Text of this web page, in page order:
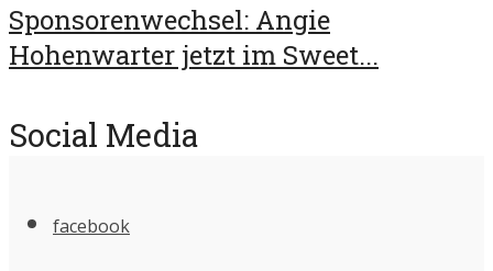
Sponsorenwechsel: Angie
Hohenwarter jetzt im Sweet...
Social Media
facebook